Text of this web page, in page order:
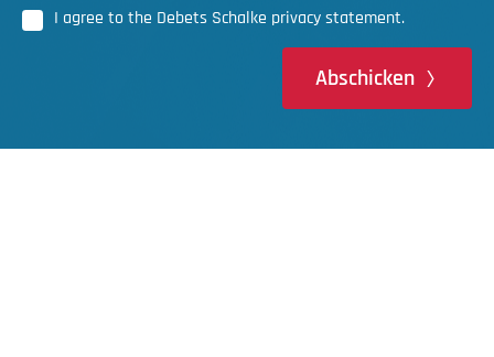
I agree to the Debets Schalke privacy statement.
Abschicken